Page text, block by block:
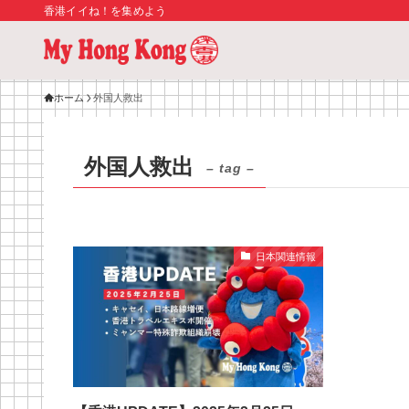
香港イイね！を集めよう
ホーム 外国人救出
外国人救出 – tag –
日本関連情報